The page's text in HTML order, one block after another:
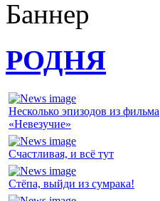
РОДНЯ
Несколько эпизодов из фильма
«Невезучие»
Счастливая, и всё тут
Стёпа, выйди из сумрака!